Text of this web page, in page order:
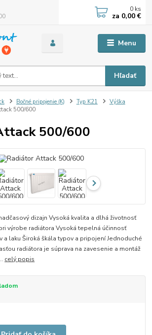
Menu
Hľadať
0 ks
za 0,00 €
Bočné pripojenie (K) Typ K21
Výška
500/600
500/600
dizajn Vysoká kvalita a dlhá životnosť
výrobe radiátora Vysoká tepelná účinnosť
a laku Široká škála typov a pripojení Jednoduché
radiátora je súprava na zavesenie a montáž
celý popis